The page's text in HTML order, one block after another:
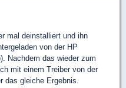
mal deinstalliert und ihn
von der HP
Nachdem das wieder zum
mit einem Treiber von der
das gleiche Ergebnis.